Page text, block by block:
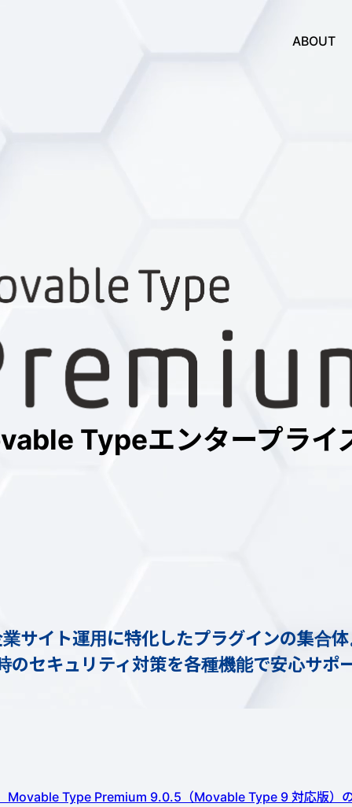
ABOUT
Typeエンタープライ
サイト運用に特化したプラグインの集合体
のセキュリティ対策を各種機能で安心サポ
Type Premium 9.0.5（Movable Type 9 対応版）